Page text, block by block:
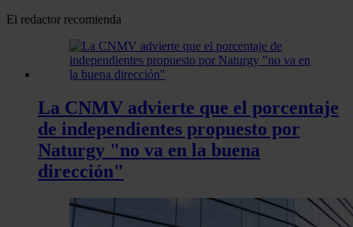
El redactor recomienda
La CNMV advierte que el porcentaje
de independientes propuesto por
Naturgy "no va en la buena
dirección"